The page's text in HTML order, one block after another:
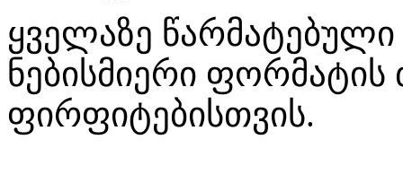
ყველაზე წარმატებული
ნებისმიერი
ფირფიტებისთვის.